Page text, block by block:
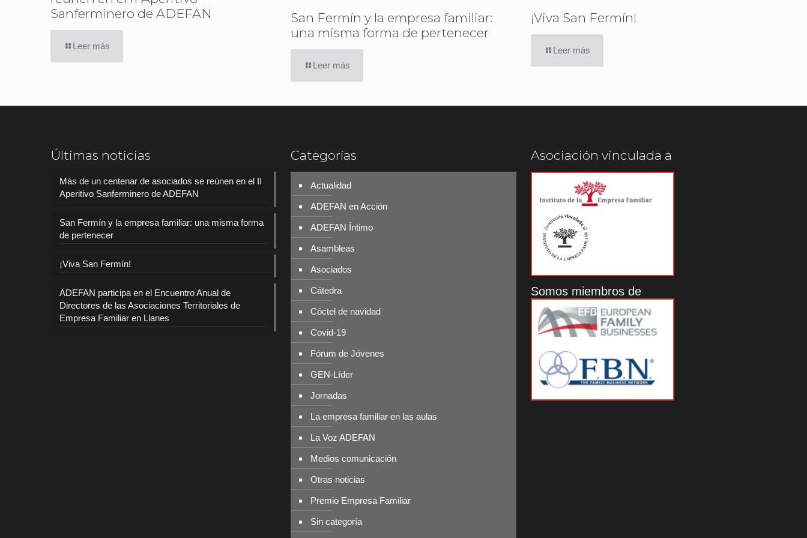
Sanferminero de ADEFAN
Leer más
San Fermín y la empresa familiar:
una misma forma de pertenecer
Leer más
¡Viva San Fermín!
Leer más
Últimas noticias
Más de un centenar de asociados se reúnen en el II
Aperitivo Sanferminero de ADEFAN
San Fermín y la empresa familiar: una misma forma
de pertenecer
¡Viva San Fermín!
ADEFAN participa en el Encuentro Anual de
Directores de las Asociaciones Territoriales de
Empresa Familiar en Llanes
Categorías
Actualidad
ADEFAN en Acción
ADEFAN Íntimo
Asambleas
Asociados
Cátedra
Cóctel de navidad
Covid-19
Fórum de Jóvenes
GEN-Líder
Jornadas
La empresa familiar en las aulas
La Voz ADEFAN
Medios comunicación
Otras noticias
Premio Empresa Familiar
Sin categoría
Asociación vinculada a
Somos miembros de